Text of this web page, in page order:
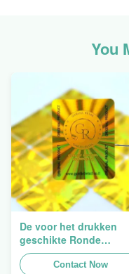
You
De voor het drukken
geschikte Ronde
Verpakkende
Holografische
Contact Now